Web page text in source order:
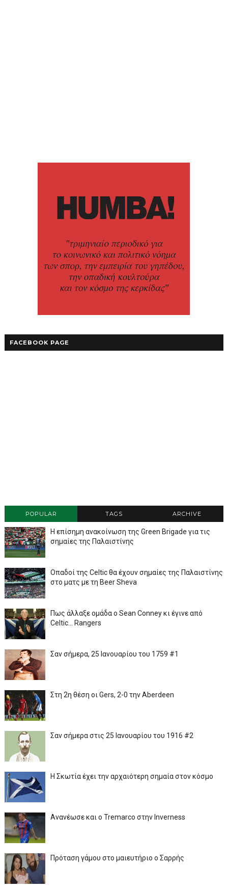
FACEBOOK PAGE
POPULAR TAGS ARCHIVE
Η επίσημη ανακοίνωση της Green Brigade για τις
σημαίες της Παλαιστίνης
Οπαδοί της Celtic θα έχουν σημαίες της Παλαιστίνης
στο ματς με τη Beer Sheva
Πως άλλαξε ομάδα ο Sean Conney κι έγινε από
Celtic... Rangers
Σαν σήμερα, 25 Ιανουαρίου του 1759 #1
Στη 2η θέση οι Gers, 2-0 την Aberdeen
Σαν σήμερα στις 25 Ιανουαρίου του 1916 #2
Η Σκωτία έχει την αρχαιότερη σημαία στον κόσμο
Ανανέωσε και ο Tremarco στην Inverness
Πρόταση γάμου στο μαιευτήριο ο Σαρρής